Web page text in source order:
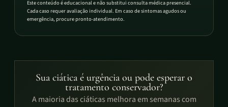
Este conteúdo é educacional e não substitui consulta médica presencial.
Cada caso requer avaliação individual. Em caso de sintomas agudos ou
emergência, procure pronto-atendimento.
Sua ciática é urgência ou pode esperar o
tratamento conservador?
A maioria das ciáticas melhora em semanas com